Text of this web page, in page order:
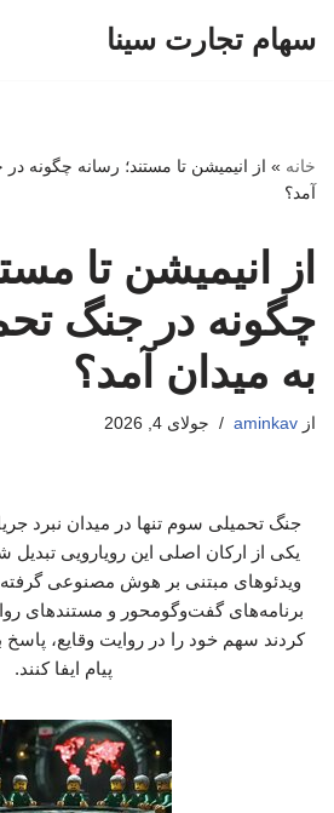
سهام تجارت سینا
خانه » از انیمیشن تا مستند؛ رسانه چگونه
آمد؟
از انیمیشن تا
چگونه در جنگ
به میدان آمد؟
از aminkav جولای 4, 2026
جنگ تحمیلی سوم تنها در میدان نبرد
یکی از ارکان اصلی این رویارویی تبدیل
ویدئوهای مبتنی بر هوش مصنوعی
برنامه‌های گفت‌وگومحور و مستندهای
کردند سهم خود را در روایت وقایع، پاسخ
پیام ایفا کنند.